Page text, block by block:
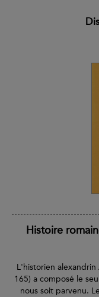
Histoire
L'historien
165) a composé le
nous soit parvenu.